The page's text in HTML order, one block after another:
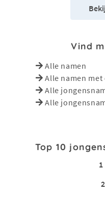
Vind
Alle namen
Alle namen met
Alle
Alle
Top 10
1
2